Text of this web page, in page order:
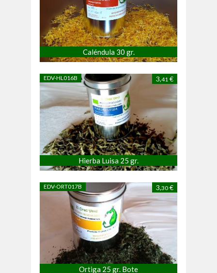
Caléndula 30 gr.
EDV-HL016B 3,41 €
Hierba Luisa 25 gr.
EDV-ORT017B 3,30 €
Ortiga 25 gr. Bote